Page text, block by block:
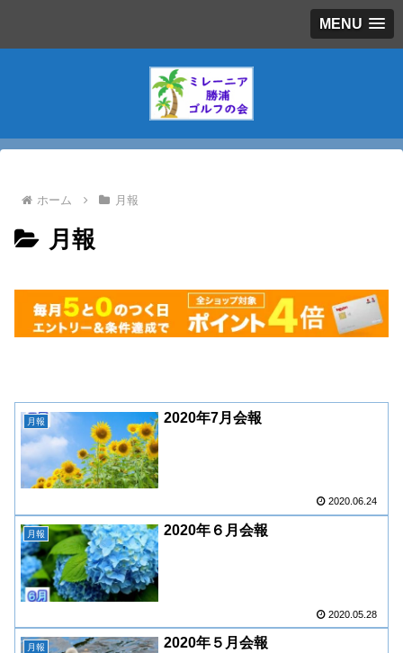
MENU
ホーム 月報
月報
月報 2020年7月会報
2020.06.24
月報 2020年６月会報
2020.05.28
月報 2020年５月会報